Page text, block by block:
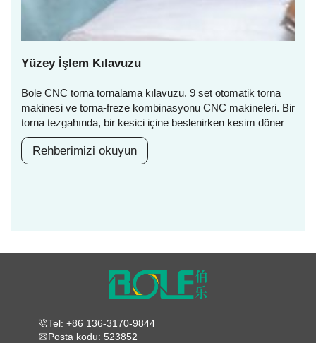
Yüzey İşlem Kılavuzu
Bole CNC torna tornalama kılavuzu. 9 set otomatik torna
makinesi ve torna-freze kombinasyonu CNC makineleri. Bir
torna tezgahında, bir kesici içine beslenirken kesim döner
Rehberimizi okuyun
Tel: +86 136-3170-9844
Posta kodu: 523852